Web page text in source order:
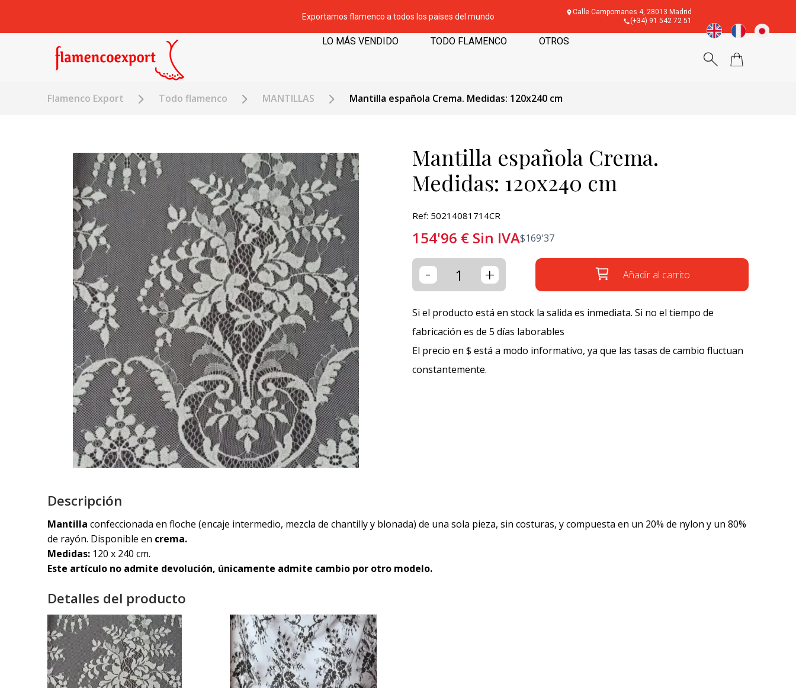
Exportamos flamenco a todos los paises del mundo
Calle Campomanes 4, 28013 Madrid
(+34) 91 542 72 51
LO MÁS VENDIDO TODO FLAMENCO OTROS
Flamenco Export Todo flamenco MANTILLAS Mantilla española Crema. Medidas: 120x240 cm
Mantilla española Crema.
Medidas: 120x240 cm
Ref: 50214081714CR
154'96 € Sin IVA$169'37
- + Añadir al carrito
Si el producto está en stock la salida es inmediata. Si no el tiempo de
fabricación es de 5 días laborables
El precio en $ está a modo informativo, ya que las tasas de cambio fluctuan
constantemente.
Descripción
Mantilla confeccionada en floche (encaje intermedio, mezcla de chantilly y blonada) de una sola pieza, sin costuras, y compuesta en un 20% de nylon y un 80%
de rayón. Disponible en crema.
Medidas: 120 x 240 cm.
Este artículo no admite devolución, únicamente admite cambio por otro modelo.
Detalles del producto